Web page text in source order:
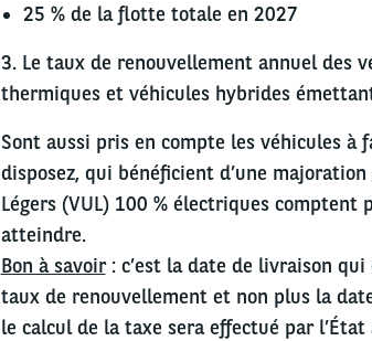
25 % de la flotte totale en 2027
3. Le taux de renouvellement annuel des
thermiques et véhicules hybrides
Sont aussi pris en compte les véhicules à
disposez, qui bénéficient d’une
Légers (VUL) 100 % électriques comptent
atteindre.
Bon à savoir: c’est la date de livraison
taux de renouvellement et non plus la
le calcul de la taxe sera effectué par